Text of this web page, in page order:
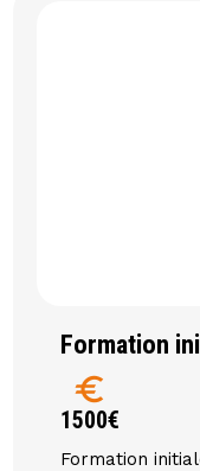
Formation
euro
1500€
Formation